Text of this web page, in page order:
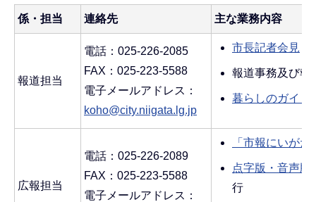
係・担当 連絡先 主な業務内容
報道担当
電話：025-226-2085
FAX：025-223-5588
電子メールアドレス：
koho@city.niigata.lg.jp
市長記者会見
報道事務及び報
暮らしのガイド
広報担当
電話：025-226-2089
FAX：025-223-5588
電子メールアドレス：
「市報にいがた
点字版・音声版
行